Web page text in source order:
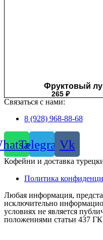
Фруктовый
265 ₽
Связаться с нами:
8 (928) 968-88-68
TelegramVk
Кофейни и доставка
Политика
Любая информация,
исключительно
условиях не является
положениями статьи 437